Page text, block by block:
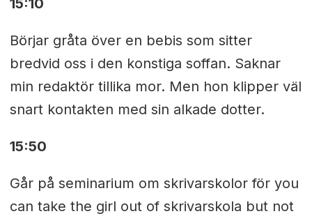
15:10
Börjar gråta över en bebis som sitter
bredvid oss i den konstiga soffan. Saknar
min redaktör tillika mor. Men hon klipper väl
snart kontakten med sin alkade dotter.
15:50
Går på seminarium om skrivarskolor för you
can take the girl out of skrivarskola but not